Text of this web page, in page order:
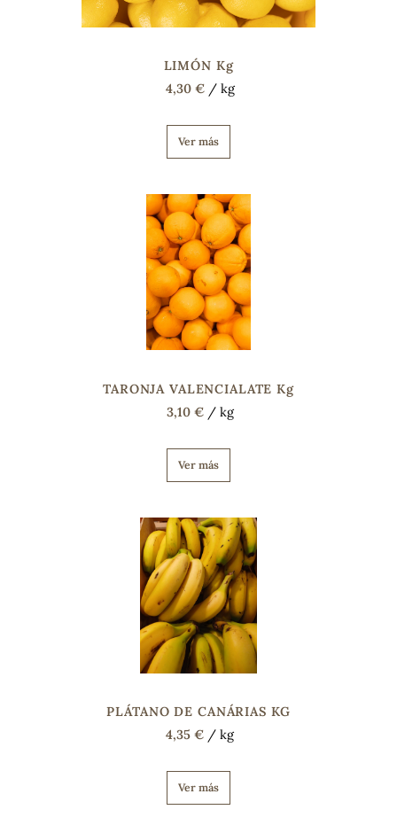
LIMÓN Kg
4,30 € / kg
Ver más
TARONJA VALENCIALATE Kg
3,10 € / kg
Ver más
PLÁTANO DE CANÁRIAS KG
4,35 € / kg
Ver más